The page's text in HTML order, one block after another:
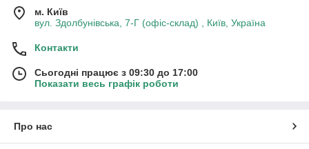
м. Київ
вул. Здолбунівська, 7-Г (офіс-склад) , Київ, Україна
Контакти
Сьогодні працює з 09:30 до 17:00
Показати весь графік роботи
Про нас